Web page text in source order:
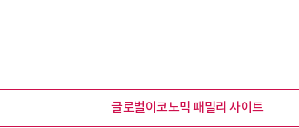
글로벌이코노믹 패밀리 사이트